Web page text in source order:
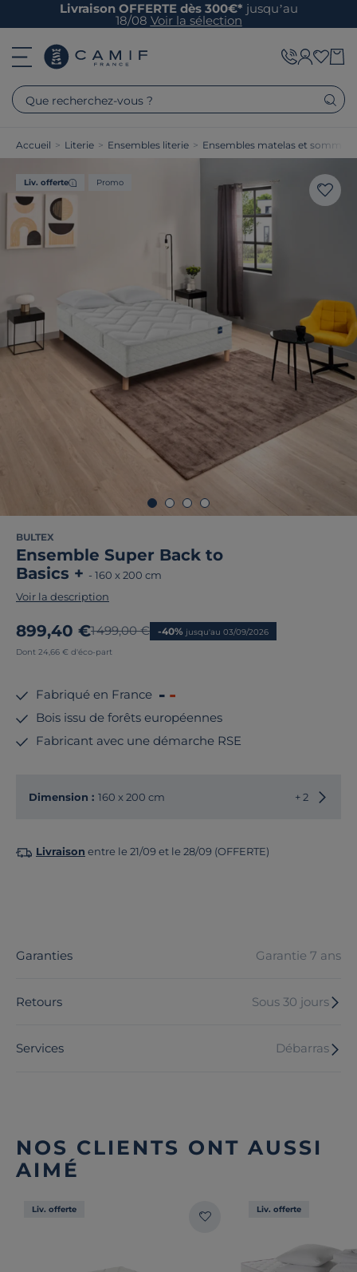
Livraison OFFERTE dès 300€* jusqu’au
18/08 Voir la sélection
Que recherchez-vous ?
Accueil > Literie > Ensembles literie > Ensembles matelas et sommier
Liv. offerte Promo
BULTEX
Ensemble Super Back to
Basics + - 160 x 200 cm
Voir la description
Nouveau prix
899,40 €Ancien prix
1 499,00 € -40% jusqu'au 03/09/2026
Dont 24,66 € d'éco-part
Fabriqué en France
Bois issu de forêts européennes
Fabricant avec une démarche RSE
Dimension : 160 x 200 cm + 2
Livraison entre le 21/09 et le 28/09 (OFFERTE)
Garanties Garantie 7 ans
Retours Sous 30 jours
Services Débarras
NOS CLIENTS ONT AUSSI
AIMÉ
Liv. offerte Liv. offerte